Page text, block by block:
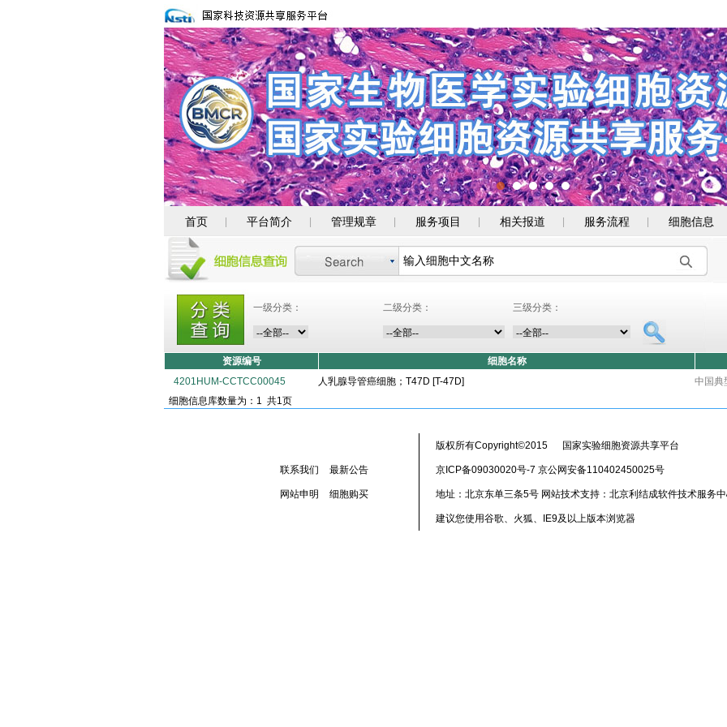
首页 平台简介 管理规章 服务项目 相关报道 服务流程 细胞信息
一级分类： 二级分类： 三级分类：
资源编号 细胞名称
4201HUM-CCTCC00045
人乳腺导管癌细胞；T47D [T-47D]
中国典
细胞信息库数量为：1 共1页
联系我们 最新公告
网站申明 细胞购买
版权所有Copyright©2015 国家实验细胞资源共享平台
京ICP备09030020号-7 京公网安备110402450025号
地址：北京东单三条5号 网站技术支持：北京利结成软件技术服务
建议您使用谷歌、火狐、IE9及以上版本浏览器